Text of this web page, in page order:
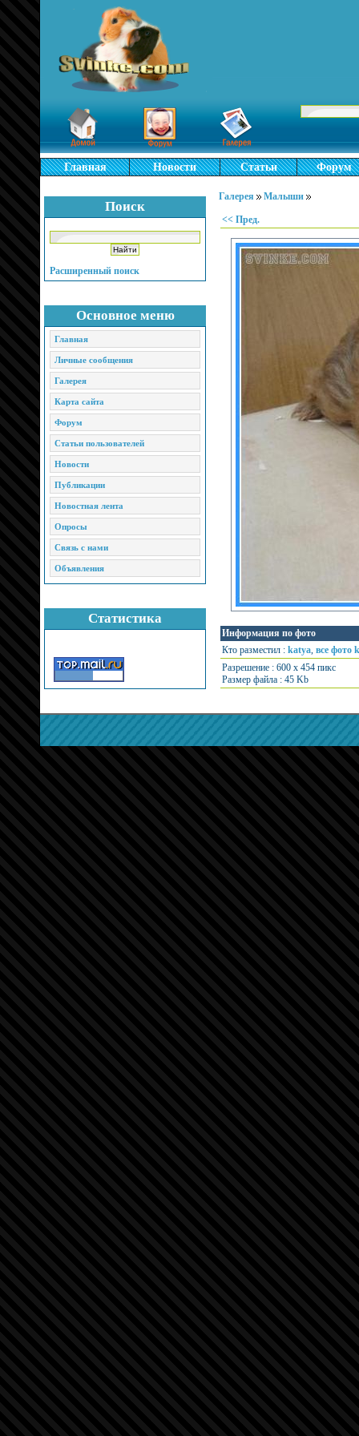
Главная Новости Статьи Форум
Поиск
Расширенный поиск
Основное меню
Главная
Личные сообщения
Галерея
Карта сайта
Форум
Статьи пользователей
Новости
Публикации
Новостная лента
Опросы
Связь с нами
Объявления
Статистика
Галерея Малыши
<< Пред.
Информация по фото
Кто разместил : katya, все фото
Разрешение : 600 x 454 пикс
Размер файла : 45 Kb